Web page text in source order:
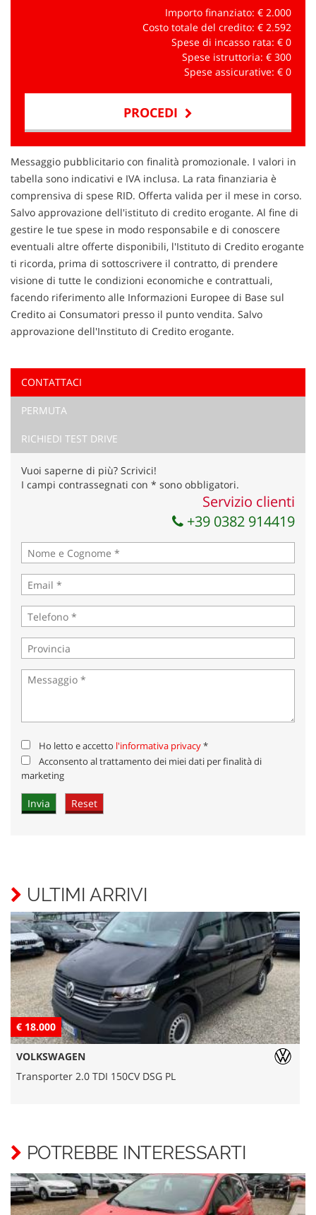
Importo finanziato: € 2.000
Costo totale del credito: € 2.592
Spese di incasso rata: € 0
Spese istruttoria: € 300
Spese assicurative: € 0
PROCEDI
Contattaci
Ho letto e accettol'informativa privacy*
Acconsento al trattamento dei miei dati per finalità di
Invia la tua richiesta
Messaggio pubblicitario con finalità promozionale. I valori in
tabella sono indicativi e IVA inclusa. La rata finanziaria è
comprensiva di spese RID. Offerta valida per il mese in corso.
Salvo approvazione dell'istituto di credito erogante. Al fine di
gestire le tue spese in modo responsabile e di conoscere
eventuali altre offerte disponibili, l'Istituto di Credito erogante
ti ricorda, prima di sottoscrivere il contratto, di prendere
visione di tutte le condizioni economiche e contrattuali,
facendo riferimento alle Informazioni Europee di Base sul
Credito ai Consumatori presso il punto vendita. Salvo
approvazione dell'Instituto di Credito erogante.
CONTATTACI
PERMUTA
RICHIEDI TEST DRIVE
Vuoi saperne di più? Scrivici!
I campi contrassegnati con * sono obbligatori.
Servizio clienti
+39 0382 914419
Ho letto e accetto l'informativa privacy*
Acconsento al trattamento dei miei dati per finalità di
marketing
ULTIMI ARRIVI
€ 18.000
VOLKSWAGEN
Transporter 2.0 TDI 150CV DSG PL
POTREBBE INTERESSARTI